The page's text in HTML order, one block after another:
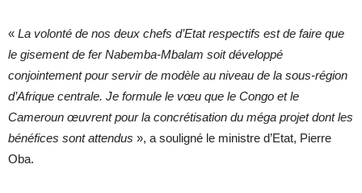
« La volonté de nos deux chefs d’Etat respectifs est de faire que
le gisement de fer Nabemba-Mbalam soit développé
conjointement pour servir de modèle au niveau de la sous-région
d’Afrique centrale. Je formule le vœu que le Congo et le
Cameroun œuvrent pour la concrétisation du méga projet dont les
bénéfices sont attendus », a souligné le ministre d’Etat, Pierre
Oba.